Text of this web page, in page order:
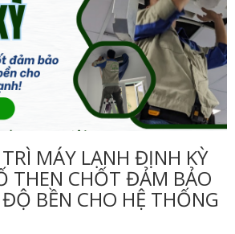
MÁY LẠNH ĐỊNH KỲ
THEN CHỐT ĐẢM BẢO
BỀN CHO HỆ THỐNG